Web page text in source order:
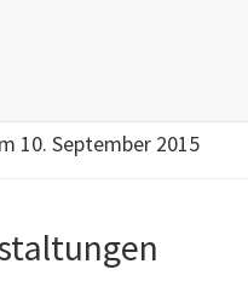
10. September 2015